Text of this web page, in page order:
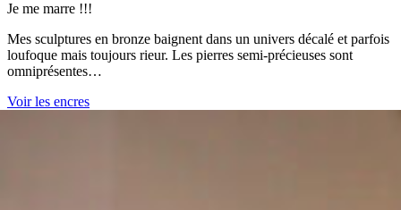
Je me marre !!!
Mes sculptures en bronze baignent dans un univers décalé et parfois
loufoque mais toujours rieur. Les pierres semi-précieuses sont
omniprésentes…
Voir les encres